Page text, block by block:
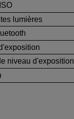
lumières
niveau d'exposition